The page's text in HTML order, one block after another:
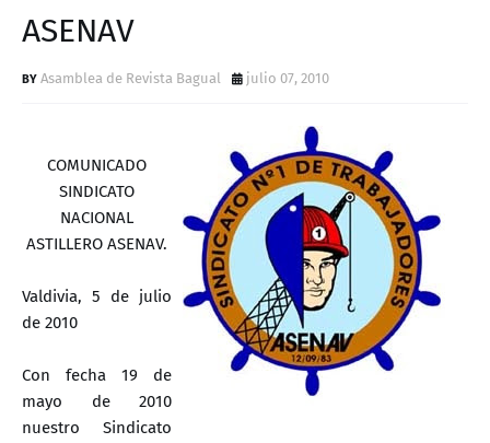
ASENAV
Asamblea de Revista Bagual julio 07, 2010
COMUNICADO
SINDICATO
NACIONAL
ASTILLERO ASENAV.
Valdivia, 5 de julio
de 2010
Con fecha 19 de
mayo de 2010
nuestro Sindicato